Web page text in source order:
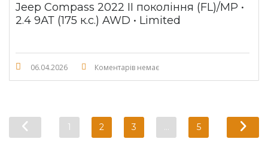
Jeep Compass 2022 II покоління (FL)/MP •
2.4 9АТ (175 к.с.) AWD • Limited
06.04.2026 Коментарів немає
1 2 3 … 5